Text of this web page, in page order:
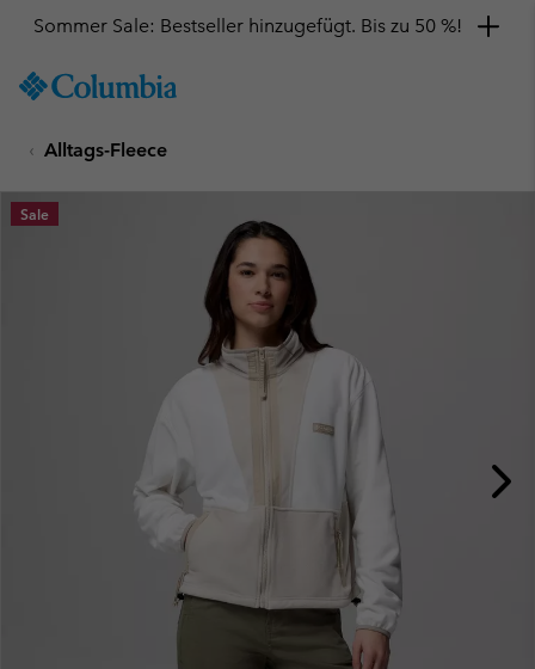
TO
SKIP
MAIN
NAV
Sommer Sale: Bestseller hinzugefügt. Bis zu 50 %!
Alltags-Fleece
Sale